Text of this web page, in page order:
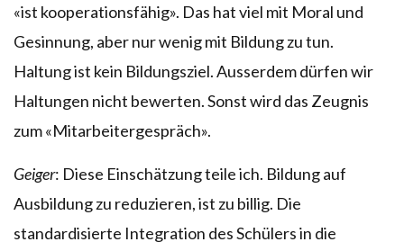
«ist kooperationsfähig». Das hat viel mit Moral und
Gesinnung, aber nur wenig mit Bildung zu tun.
Haltung ist kein Bildungsziel. Ausserdem dürfen wir
Haltungen nicht bewerten. Sonst wird das Zeugnis
zum «Mitarbeitergespräch».
Geiger: Diese Einschätzung teile ich. Bildung auf
Ausbildung zu reduzieren, ist zu billig. Die
standardisierte Integration des Schülers in die